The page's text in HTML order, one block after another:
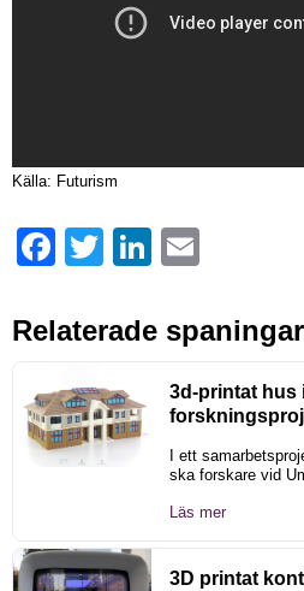
Källa: Futurism
FacebookTwitter LinkedIn
Relaterade spaningar
3d-printat hus
I ett
ska forskare vid
Läs mer
3D printat